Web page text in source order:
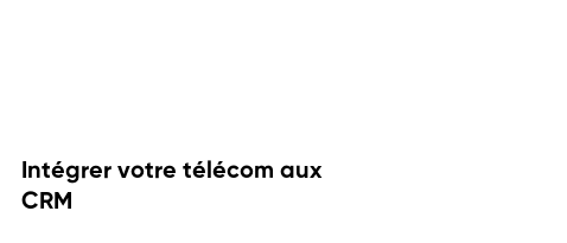
Intégrer votre télécom aux
CRM